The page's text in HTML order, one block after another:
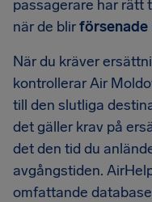
passagerare har rätt
när de blirförsenade
När du kräver
kontrollerar Air
till den slutliga
det gäller krav på
det den tid du
avgångstiden.
omfattande